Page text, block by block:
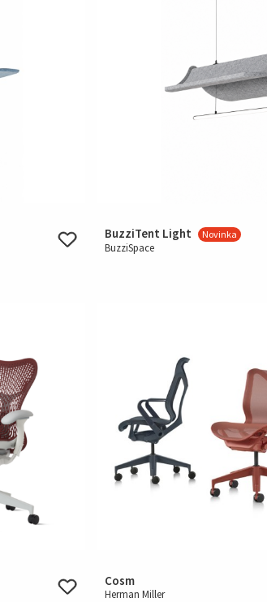
BuzziTent Light Novinka
BuzziSpace
Cosm
Herman Miller